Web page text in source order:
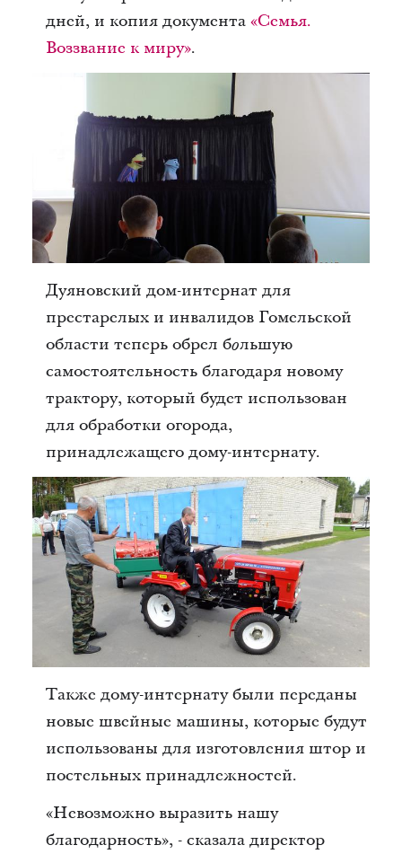
дней, и копия документа «Семья.
Воззвание к миру».
Дуяновский дом-интернат для
престарелых и инвалидов Гомельской
области теперь обрел большую
самостоятельность благодаря новому
трактору, который будет использован
для обработки огорода,
принадлежащего дому-интернату.
Также дому-интернату были переданы
новые швейные машины, которые будут
использованы для изготовления штор и
постельных принадлежностей.
«Невозможно выразить нашу
благодарность», - сказала директор